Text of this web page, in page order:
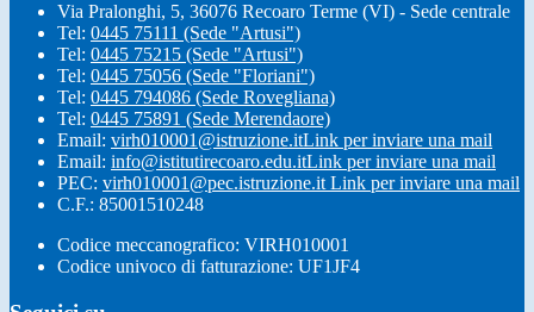
Via Pralonghi, 5, 36076 Recoaro Terme (VI) - Sede centrale
Tel: 0445 75111 (Sede "Artusi")
Tel: 0445 75215 (Sede "Artusi")
Tel: 0445 75056 (Sede "Floriani")
Tel: 0445 794086 (Sede Rovegliana)
Tel: 0445 75891 (Sede Merendaore)
Email: virh010001@istruzione.itLink per inviare una mail
Email: info@istitutirecoaro.edu.itLink per inviare una mail
PEC: virh010001@pec.istruzione.it Link per inviare una mail
C.F.: 85001510248
Codice meccanografico: VIRH010001
Codice univoco di fatturazione: UF1JF4